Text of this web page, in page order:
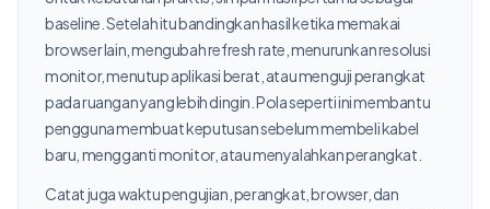
baseline. Setelah itu bandingkan hasil ketika memakai
browser lain, mengubah refresh rate, menurunkan resolusi
monitor, menutup aplikasi berat, atau menguji perangkat
pada ruangan yang lebih dingin. Pola seperti ini membantu
pengguna membuat keputusan sebelum membeli kabel
baru, mengganti monitor, atau menyalahkan perangkat.
Catat juga waktu pengujian, perangkat, browser, dan